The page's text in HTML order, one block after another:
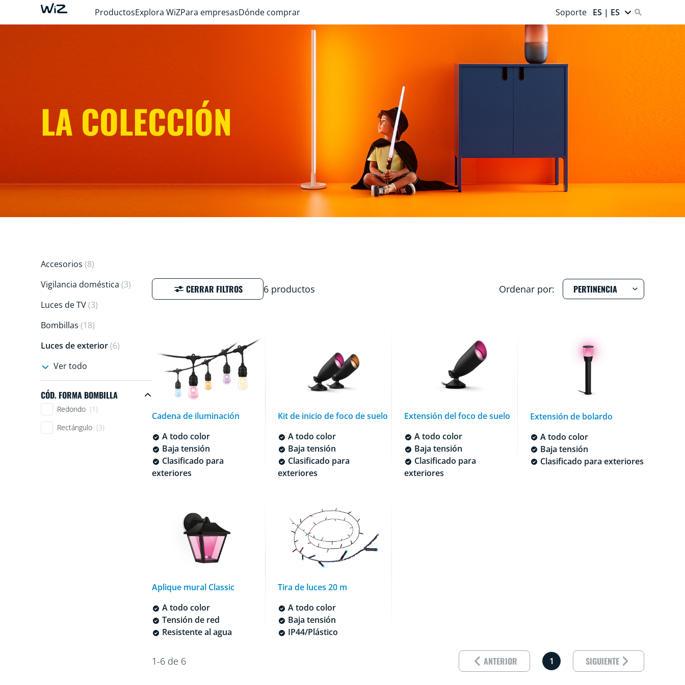
ProductosExplora WiZPara empresasDónde comprar Soporte ES | ES
LA COLECCIÓN
Accesorios (8)
Vigilancia doméstica (3)
Luces de TV(3)
Bombillas (18)
Luces de exterior(6)
Ver todo
CÓD. FORMA BOMBILLA
Cód. forma bombilla
Redondo (1)
Rectángulo (3)
CERRAR FILTROS 6 productos Ordenar por:
Cadena de iluminación
A todo color
Baja tensión
Clasificado para
exteriores
Kit de inicio de foco de suelo
A todo color
Baja tensión
Clasificado para
exteriores
Extensión del foco de suelo
A todo color
Baja tensión
Clasificado para
exteriores
Extensión de bolardo
A todo color
Baja tensión
Clasificado para exteriores
Aplique mural Classic
A todo color
Tensión de red
Resistente al agua
Tira de luces 20 m
A todo color
Baja tensión
IP44/Plástico
1-6 de 6 Página
ANTERIOR 1 SIGUIENTE